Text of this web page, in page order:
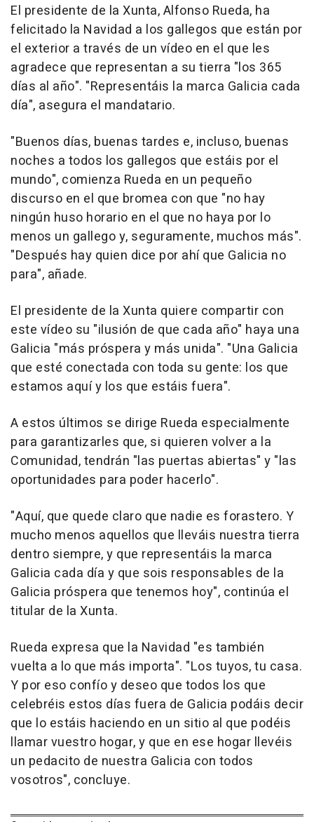
El presidente de la Xunta, Alfonso Rueda, ha
felicitado la Navidad a los gallegos que están por
el exterior a través de un vídeo en el que les
agradece que representan a su tierra "los 365
días al año". "Representáis la marca Galicia cada
día", asegura el mandatario.
"Buenos días, buenas tardes e, incluso, buenas
noches a todos los gallegos que estáis por el
mundo", comienza Rueda en un pequeño
discurso en el que bromea con que "no hay
ningún huso horario en el que no haya por lo
menos un gallego y, seguramente, muchos más".
"Después hay quien dice por ahí que Galicia no
para", añade.
El presidente de la Xunta quiere compartir con
este vídeo su "ilusión de que cada año" haya una
Galicia "más próspera y más unida". "Una Galicia
que esté conectada con toda su gente: los que
estamos aquí y los que estáis fuera".
A estos últimos se dirige Rueda especialmente
para garantizarles que, si quieren volver a la
Comunidad, tendrán "las puertas abiertas" y "las
oportunidades para poder hacerlo".
"Aquí, que quede claro que nadie es forastero. Y
mucho menos aquellos que lleváis nuestra tierra
dentro siempre, y que representáis la marca
Galicia cada día y que sois responsables de la
Galicia próspera que tenemos hoy", continúa el
titular de la Xunta.
Rueda expresa que la Navidad "es también
vuelta a lo que más importa". "Los tuyos, tu casa.
Y por eso confío y deseo que todos los que
celebréis estos días fuera de Galicia podáis decir
que lo estáis haciendo en un sitio al que podéis
llamar vuestro hogar, y que en ese hogar llevéis
un pedacito de nuestra Galicia con todos
vosotros", concluye.